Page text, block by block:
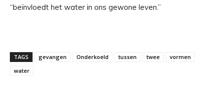
“beïnvloedt het water in ons gewone leven.”
TAGS gevangen Onderkoeld tussen twee
vormen
water